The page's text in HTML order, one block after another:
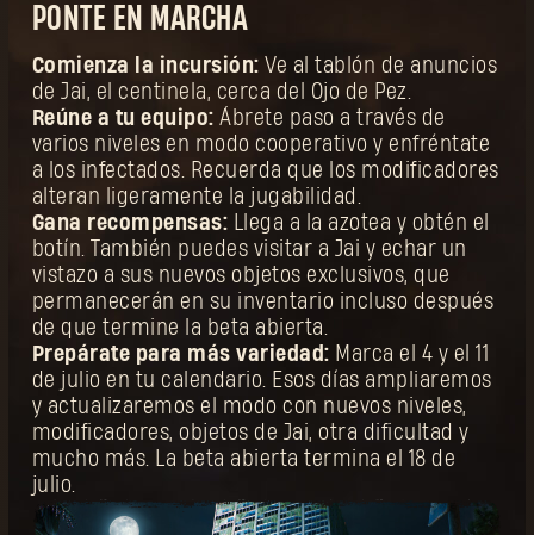
PONTE EN MARCHA
Comienza la incursión: Ve al tablón de anuncios
de Jai, el centinela, cerca del Ojo de Pez.
Reúne a tu equipo: Ábrete paso a través de
varios niveles en modo cooperativo y enfréntate
a los infectados. Recuerda que los modificadores
alteran ligeramente la jugabilidad.
Gana recompensas: Llega a la azotea y obtén el
botín. También puedes visitar a Jai y echar un
vistazo a sus nuevos objetos exclusivos, que
permanecerán en su inventario incluso después
de que termine la beta abierta.
Prepárate para más variedad: Marca el 4 y el 11
de julio en tu calendario. Esos días ampliaremos
y actualizaremos el modo con nuevos niveles,
modificadores, objetos de Jai, otra dificultad y
mucho más. La beta abierta termina el 18 de
julio.